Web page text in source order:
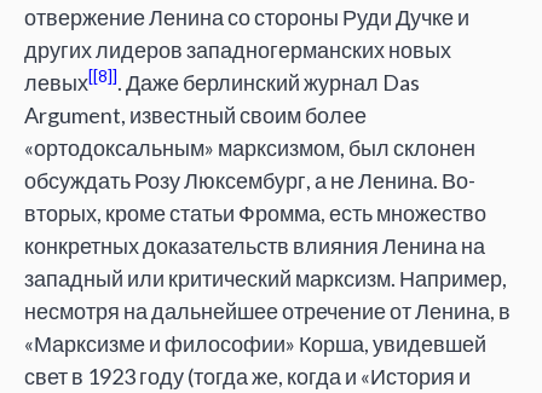
отвержение Ленина со стороны Руди Дучке и
других лидеров западногерманских новых
левых [8] . Даже берлинский журнал Das
Argument, известный своим более
«ортодоксальным» марксизмом, был склонен
обсуждать Розу Люксембург, а не Ленина. Во-
вторых, кроме статьи Фромма, есть множество
конкретных доказательств влияния Ленина на
западный или критический марксизм. Например,
несмотря на дальнейшее отречение от Ленина, в
«Марксизме и философии» Корша, увидевшей
свет в 1923 году (тогда же, когда и «История и